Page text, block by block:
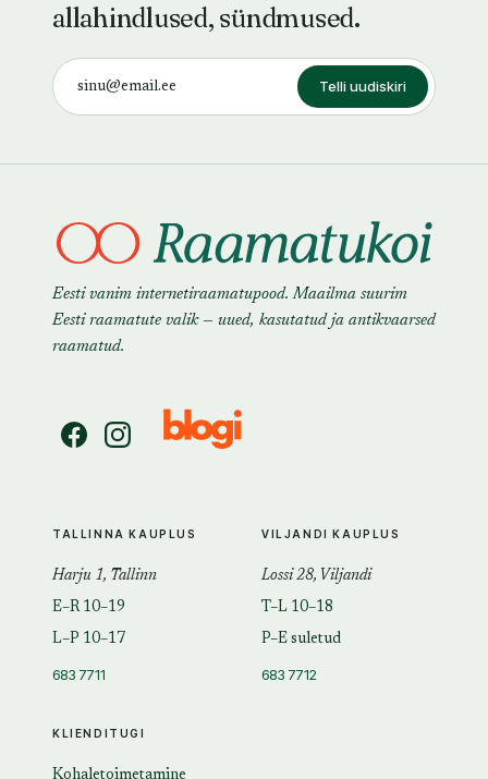
allahindlused, sündmused.
Telli uudiskiri
Eesti vanim internetiraamatupood. Maailma suurim
Eesti raamatute valik — uued, kasutatud ja antikvaarsed
raamatud.
KLIENDITUGI
TALLINNA KAUPLUS
Harju 1, Tallinn
E–R 10–19
L–P 10–17
683 7711
VILJANDI KAUPLUS
Lossi 28, Viljandi
T–L 10–18
P–E suletud
683 7712